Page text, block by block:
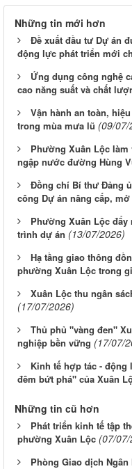
Những tin mới hơn
Đề xuất đầu tư Dự án
động lực phát triển mới
Ứng dụng công nghệ
cao năng suất và chất
Vận hành an toàn,
trong mùa mưa lũ (09/07/
Phường Xuân Lộc
ngập nước đường Hùng
Đồng chí Bí thư Đảng
công Dự án nâng cấp,
Phường Xuân Lộc
trình dự án (13/07/2026)
Hạ tầng giao thông
phường Xuân Lộc trong
Xuân Lộc thu ngân
(17/07/2026)
Thủ phủ "vàng đen"
nghiệp bền vững (17/07/
Kinh tế hợp tác -
đêm bứt phá" của Xuân
Những tin cũ hơn
Phát triển kinh tế tập
phường Xuân Lộc (07/
Phòng Giao dịch